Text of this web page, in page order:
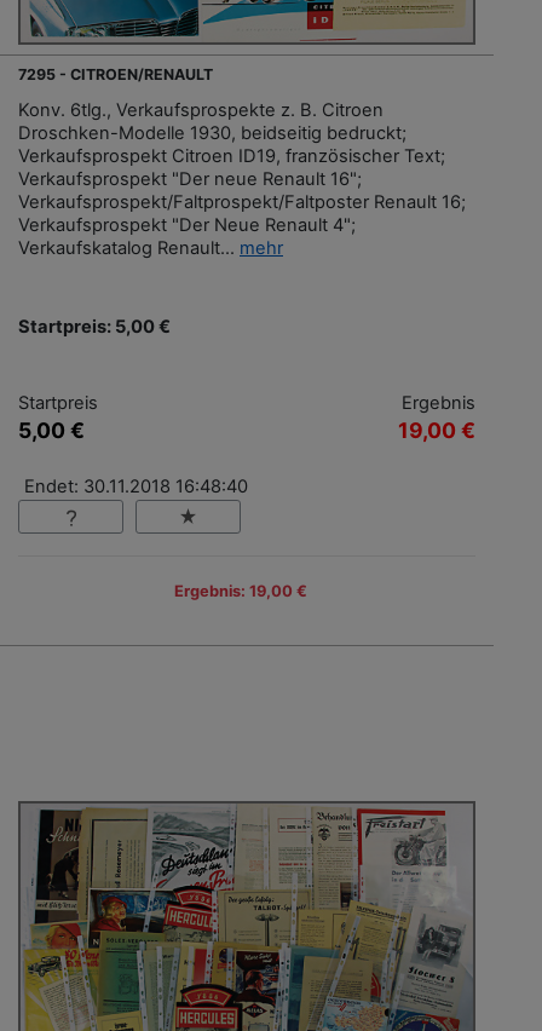
7295 - CITROEN/RENAULT
Konv. 6tlg., Verkaufsprospekte z. B. Citroen
Droschken-Modelle 1930, beidseitig bedruckt;
Verkaufsprospekt Citroen ID19, französischer Text;
Verkaufsprospekt "Der neue Renault 16";
Verkaufsprospekt/Faltprospekt/Faltposter Renault 16;
Verkaufsprospekt "Der Neue Renault 4";
Verkaufskatalog Renault... mehr
Startpreis: 5,00 €
Startpreis
5,00 €
Ergebnis
19,00 €
Endet: 30.11.2018 16:48:40
Ergebnis: 19,00 €